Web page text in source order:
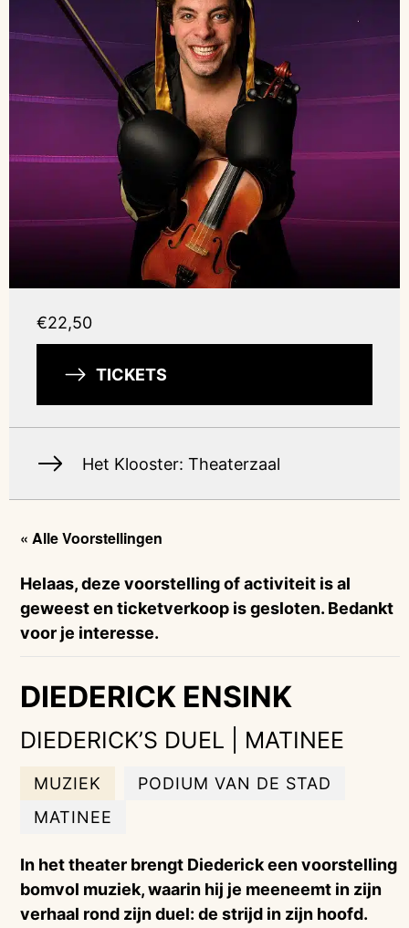
« Alle Voorstellingen
Helaas, deze voorstelling of activiteit is al
geweest en ticketverkoop is gesloten. Bedankt
voor je interesse.
DIEDERICK ENSINK
DIEDERICK’S DUEL | MATINEE
MUZIEK
PODIUM VAN DE STAD
MATINEE
In het theater brengt Diederick een voorstelling
bomvol muziek, waarin hij je meeneemt in zijn
verhaal rond zijn duel: de strijd in zijn hoofd.
€22,50
TICKETS
Het Klooster: Theaterzaal